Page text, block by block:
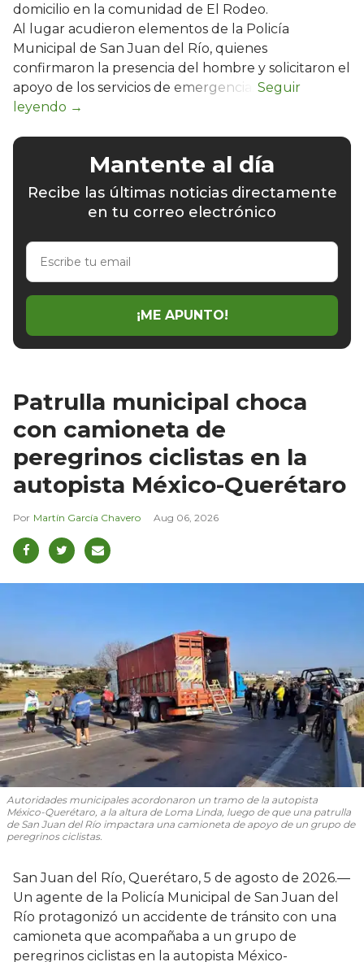
domicilio en la comunidad de El Rodeo.
Al lugar acudieron elementos de la Policía
Municipal de San Juan del Río, quienes
confirmaron la presencia del hombre y solicitaron el
apoyo de los servicios de emergencia.
Mantente al día
Recibe las últimas noticias directamente
en tu correo electrónico
Escribe
email
¡ME APUNTO!
Patrulla municipal choca
con camioneta de
peregrinos ciclistas en la
autopista México-Querétaro
Martín García Chavero Aug 06, 2026
Autoridades municipales acordonaron un tramo de la autopista
México-Querétaro, a la altura de Loma Linda, luego de que una patrulla
de San Juan del Río impactara una camioneta de apoyo de un grupo de
peregrinos ciclistas.
San Juan del Río, Querétaro, 5 de agosto de 2026.—
Un agente de la Policía Municipal de San Juan del
Río protagonizó un accidente de tránsito con una
camioneta que acompañaba a un grupo de
peregrinos ciclistas en la autopista México-